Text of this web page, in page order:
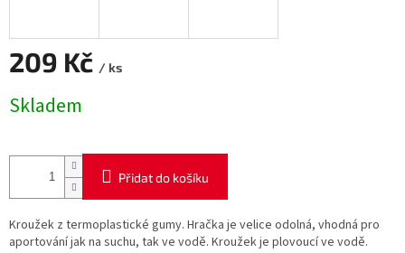
209 Kč / ks
cena:
Skladem
Přidat do košíku
Kroužek z termoplastické gumy. Hračka je velice odolná, vhodná pro
aportování jak na suchu, tak ve vodě. Kroužek je plovoucí ve vodě.